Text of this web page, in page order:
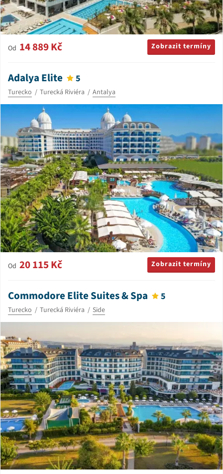
Od 14 889 Kč Zobrazit termíny
Adalya Elite 5
Turecko Turecká Riviéra Antalya
Od 20 115 Kč Zobrazit termíny
Commodore Elite Suites & Spa 5
Turecko Turecká Riviéra Side